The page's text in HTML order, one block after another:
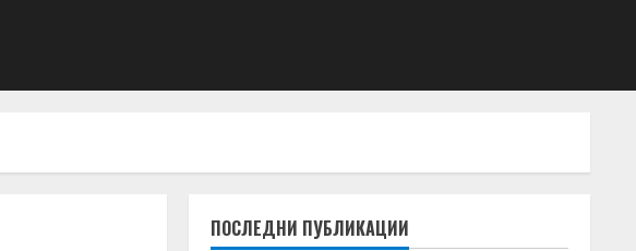
ПОСЛЕДНИ ПУБЛИКАЦИИ